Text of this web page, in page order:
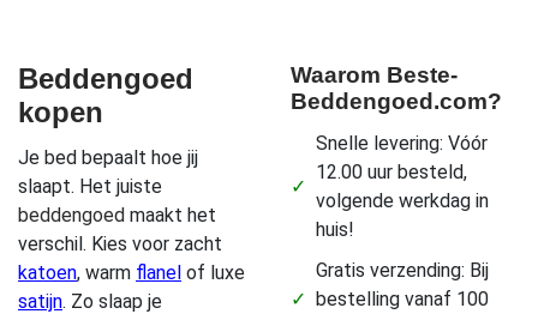
Beddengoed
kopen
Je bed bepaalt hoe jij
slaapt. Het juiste
beddengoed maakt het
verschil. Kies voor zacht
katoen, warm flanel of luxe
satijn. Zo slaap je
Waarom Beste-
Beddengoed.com?
✓
Snelle levering: Vóór
12.00 uur besteld,
volgende werkdag in
huis!
✓
Gratis verzending: Bij
bestelling vanaf 100